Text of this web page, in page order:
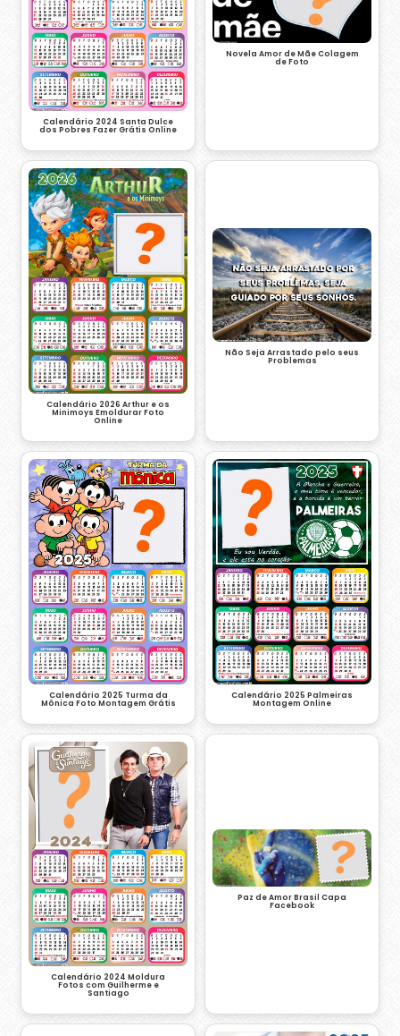
Calendário 2024 Santa Dulce
dos Pobres Fazer Grátis Online
Novela Amor de Mãe Colagem
de Foto
Calendário 2026 Arthur e os
Minimoys Emoldurar Foto
Online
Não Seja Arrastado pelo seus
Problemas
Calendário 2025 Turma da
Mônica Foto Montagem Grátis
Calendário 2025 Palmeiras
Montagem Online
Calendário 2024 Moldura
Fotos com Guilherme e
Santiago
Paz de Amor Brasil Capa
Facebook